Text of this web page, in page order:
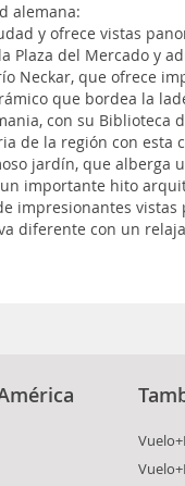
alemana:
y ofrece vistas
Plaza del Mercado y
Neckar, que ofrece
que bordea la
con su Biblioteca
de la región con esta
jardín, que alberga
importante hito
diferente con un